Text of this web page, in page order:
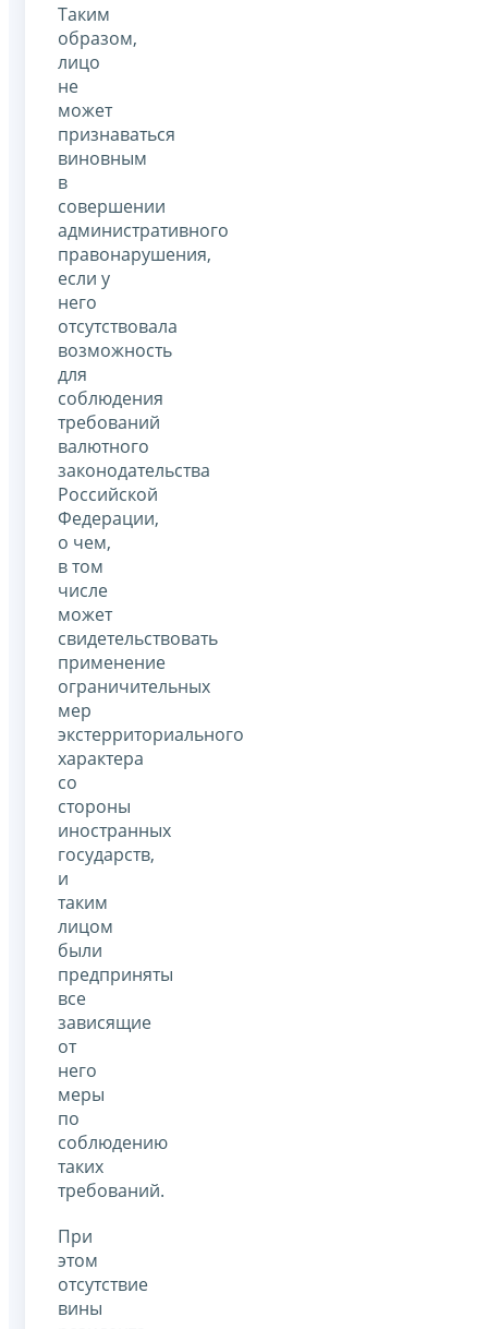
Таким
образом,
лицо
не
может
признаваться
виновным
в
совершении
административного
правонарушения,
если у
него
отсутствовала
возможность
для
соблюдения
требований
валютного
законодательства
Российской
Федерации,
о чем,
в том
числе
может
свидетельствовать
применение
ограничительных
мер
экстерриториального
характера
со
стороны
иностранных
государств,
и
таким
лицом
были
предприняты
все
зависящие
от
него
меры
по
соблюдению
таких
требований.
При
этом
отсутствие
вины